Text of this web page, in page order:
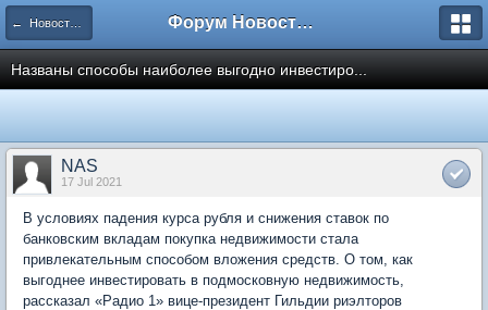
← Новости рынка недвижимости Форум Новостройки
Названы способы наиболее выгодно инвестиро...
NAS
17 Jul 2021
В условиях падения курса рубля и снижения ставок по
банковским вкладам покупка недвижимости стала
привлекательным способом вложения средств. О том, как
выгоднее инвестировать в подмосковную недвижимость,
рассказал «Радио 1» вице-президент Гильдии риэлторов